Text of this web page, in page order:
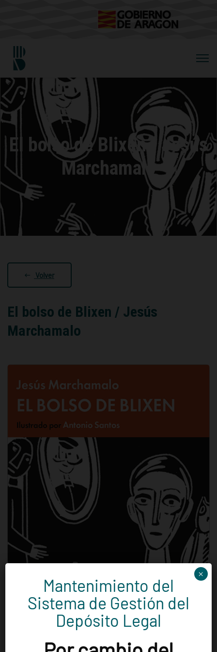
El bolso de Blixen / Jesús
Marchamalo
Volver
El bolso de Blixen / Jesús
Marchamalo
Mantenimiento del
Sistema de Gestión del
Depósito Legal
×